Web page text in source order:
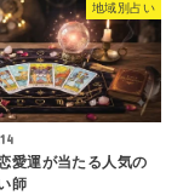
地域別占い
愛運が当たる人気の
師